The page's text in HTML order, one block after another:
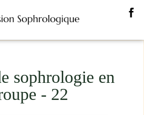
sophrologie en
- 22